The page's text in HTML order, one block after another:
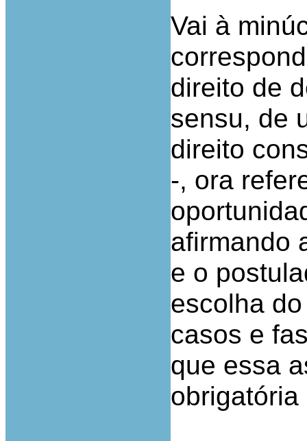
Vai à
direito de
sensu, de
direito
-, ora
afirmando
e o
escolha
casos e
que essa
obrigatória